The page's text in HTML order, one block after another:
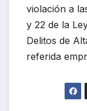
violación a
y 22 de la
Delitos de
referida